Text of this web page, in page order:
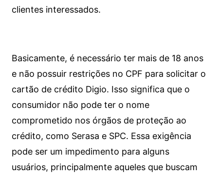
clientes interessados.
Basicamente, é necessário ter mais de 18 anos
e não possuir restrições no CPF para solicitar o
cartão de crédito Digio. Isso significa que o
consumidor não pode ter o nome
comprometido nos órgãos de proteção ao
crédito, como Serasa e SPC. Essa exigência
pode ser um impedimento para alguns
usuários, principalmente aqueles que buscam